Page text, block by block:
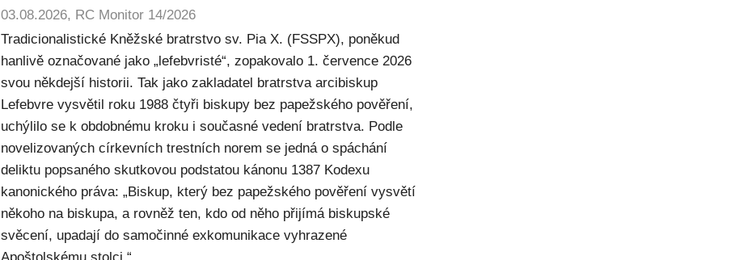
03.08.2026, RC Monitor 14/2026
Tradicionalistické Kněžské bratrstvo sv. Pia X. (FSSPX), poněkud
hanlivě označované jako „lefebvristé“, zopakovalo 1. července 2026
svou někdejší historii. Tak jako zakladatel bratrstva arcibiskup
Lefebvre vysvětil roku 1988 čtyři biskupy bez papežského pověření,
uchýlilo se k obdobnému kroku i současné vedení bratrstva. Podle
novelizovaných církevních trestních norem se jedná o spáchání
deliktu popsaného skutkovou podstatou kánonu 1387 Kodexu
kanonického práva: „Biskup, který bez papežského pověření vysvětí
někoho na biskupa, a rovněž ten, kdo od něho přijímá biskupské
svěcení, upadají do samočinné exkomunikace vyhrazené